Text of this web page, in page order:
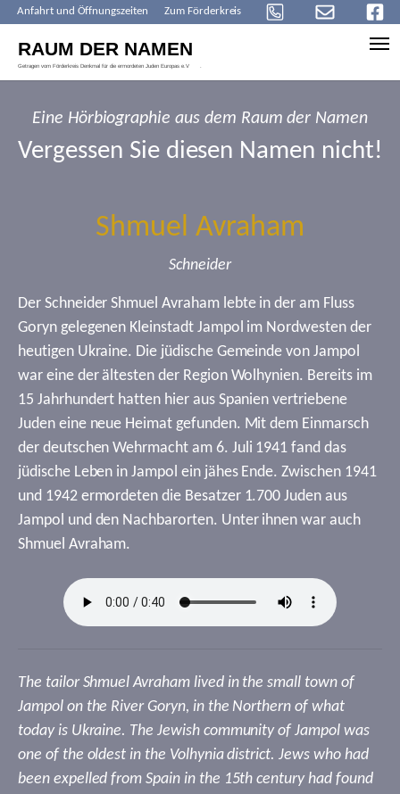
Anfahrt und Öffnungszeiten Zum Förderkreis
Eine Hörbiographie aus dem Raum der Namen
Vergessen Sie diesen Namen nicht!
Shmuel Avraham
Schneider
Der Schneider Shmuel Avraham lebte in der am Fluss
Goryn gelegenen Kleinstadt Jampol im Nordwesten der
heutigen Ukraine. Die jüdische Gemeinde von Jampol
war eine der ältesten der Region Wolhynien. Bereits im
15 Jahrhundert hatten hier aus Spanien vertriebene
Juden eine neue Heimat gefunden. Mit dem Einmarsch
der deutschen Wehrmacht am 6. Juli 1941 fand das
jüdische Leben in Jampol ein jähes Ende. Zwischen 1941
und 1942 ermordeten die Besatzer 1.700 Juden aus
Jampol und den Nachbarorten. Unter ihnen war auch
Shmuel Avraham.
The tailor Shmuel Avraham lived in the small town of
Jampol on the River Goryn, in the Northern of what
today is Ukraine. The Jewish community of Jampol was
one of the oldest in the Volhynia district. Jews who had
been expelled from Spain in the 15th century had found